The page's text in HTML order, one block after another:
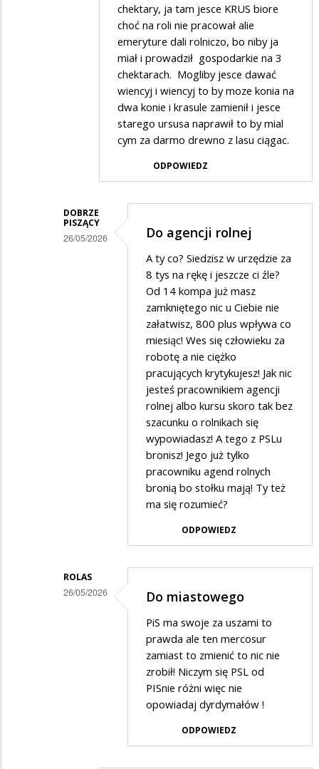
chektary, ja tam jesce KRUS biore
choć na roli nie pracował alie
emeryture dali rolniczo, bo niby ja
miał i prowadził gospodarkie na 3
chektarach. Mogliby jesce dawać
wiencyj i wiencyj to by moze konia na
dwa konie i krasule zamienił i jesce
starego ursusa naprawił to by mial
cym za darmo drewno z lasu ciągac.
ODPOWIEDZ
DOBRZE
PISZĄCY
26/05/2026 Do agencji rolnej
A ty co? Siedzisz w urzędzie za
8 tys na rękę i jeszcze ci źle?
Od 14 kompa już masz
zamkniętego nic u Ciebie nie
załatwisz, 800 plus wpływa co
miesiąc! Wes się człowieku za
robotę a nie ciężko
pracujących krytykujesz! Jak nic
jesteś pracownikiem agencji
rolnej albo kursu skoro tak bez
szacunku o rolnikach się
wypowiadasz! A tego z PSLu
bronisz! Jego już tylko
pracowniku agend rolnych
bronią bo stołku mają! Ty też
ma się rozumieć?
ODPOWIEDZ
ROLAS
26/05/2026 Do miastowego
PiS ma swoje za uszami to
prawda ale ten mercosur
zamiast to zmienić to nic nie
zrobił! Niczym się PSL od
PISnie różni więc nie
opowiadaj dyrdymałów !
ODPOWIEDZ